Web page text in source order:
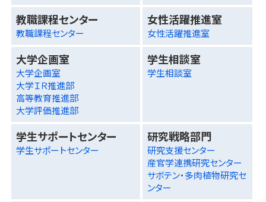
教職課程センター
教職課程センター
女性活躍推進室
女性活躍推進室
大学企画室
大学企画室
大学ＩＲ推進部
高等教育推進部
大学評価推進部
学生相談室
学生相談室
学生サポートセンター
学生サポートセンター
研究戦略部門
研究支援センター
産官学連携研究センター
サボテン・多肉植物研究セ
ンター